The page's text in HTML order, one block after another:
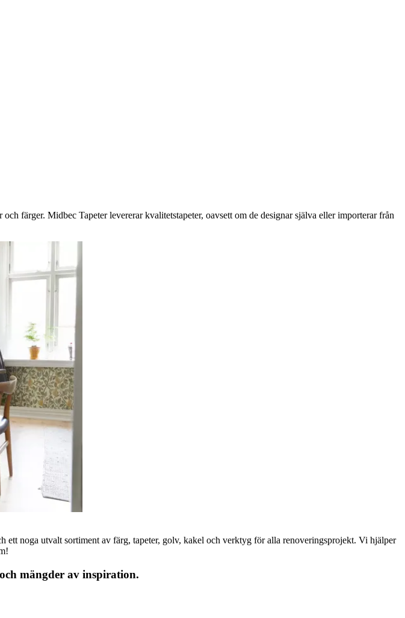
färger. Midbec Tapeter levererar kvalitetstapeter, oavsett om de designar själva eller importerar från
noga utvalt sortiment av färg, tapeter, golv, kakel och verktyg för alla renoveringsprojekt. Vi hjälper
mängder av inspiration.